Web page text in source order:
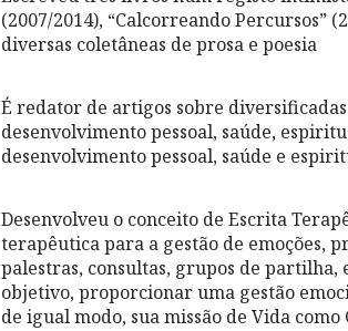
(2007/2014), “Calcorreando Percursos”
diversas coletâneas de prosa e poesia
É redator de artigos sobre
desenvolvimento pessoal, saúde,
desenvolvimento pessoal, saúde e
Desenvolveu o conceito de Escrita
terapêutica para a gestão de emoções,
palestras, consultas, grupos de
objetivo, proporcionar uma gestão
de igual modo, sua missão de Vida